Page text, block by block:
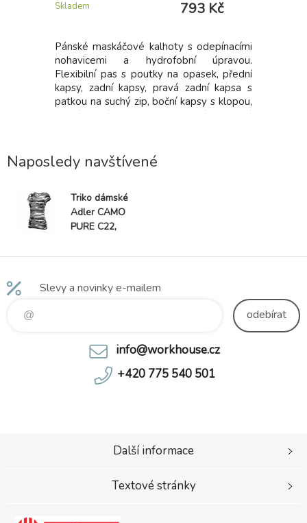
Skladem 793 Kč
Pánské maskáčové kalhoty s odepínacími
nohavicemi a hydrofobní úpravou.
Flexibilní pas s poutky na opasek, přední
kapsy, zadní kapsy, pravá zadní kapsa s
patkou na suchý zip, boční kapsy s klopou,
pravá boční kapsa na zip. Použití pro volný
pravé/levé nohavice.
Naposledy navštívené
Triko dámské
Adler CAMO
PURE C22,
Slevy a novinky e-mailem
odebírat
info@workhouse.cz
+420 775 540 501
Další informace
Textové stránky